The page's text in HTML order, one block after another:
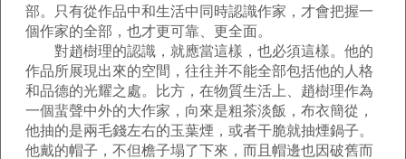
部。只有從作品中和生活中同時認識作家，才會把握一
個作家的全部，也才更可靠、更全面。
對趙樹理的認識，就應當這樣，也必須這樣。他的
作品所展現出來的空間，往往并不能全部包括他的人格
和品德的光耀之處。比方，在物質生活上、趙樹理作為
一個蜚聲中外的大作家，向來是粗茶淡飯，布衣簡從，
他抽的是兩毛錢左右的玉葉煙，或者干脆就抽煙鍋子。
他戴的帽子，不但檐子塌了下來，而且帽邊也因破舊而